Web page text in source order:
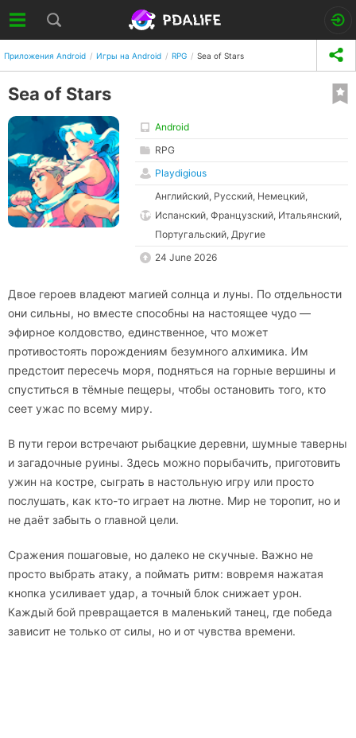
Приложения Android Игры на Android RPG Sea of Stars
Sea of Stars
Android
RPG
Playdigious
Английский, Русский, Немецкий,
Испанский, Французский, Итальянский,
Португальский, Другие
24 June 2026
Двое героев владеют магией солнца и луны. По отдельности
они сильны, но вместе способны на настоящее чудо —
эфирное колдовство, единственное, что может
противостоять порождениям безумного алхимика. Им
предстоит пересечь моря, подняться на горные вершины и
спуститься в тёмные пещеры, чтобы остановить того, кто
сеет ужас по всему миру.
В пути герои встречают рыбацкие деревни, шумные таверны
и загадочные руины. Здесь можно порыбачить, приготовить
ужин на костре, сыграть в настольную игру или просто
послушать, как кто-то играет на лютне. Мир не торопит, но и
не даёт забыть о главной цели.
Сражения пошаговые, но далеко не скучные. Важно не
просто выбрать атаку, а поймать ритм: вовремя нажатая
кнопка усиливает удар, а точный блок снижает урон.
Каждый бой превращается в маленький танец, где победа
зависит не только от силы, но и от чувства времени.